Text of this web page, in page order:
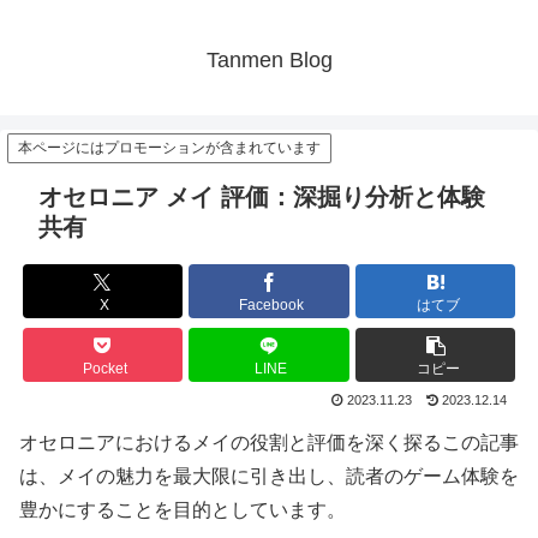
Tanmen Blog
本ページにはプロモーションが含まれています
オセロニア メイ 評価：深掘り分析と体験
共有
X Facebook はてブ
Pocket LINE コピー
2023.11.23 2023.12.14
オセロニアにおけるメイの役割と評価を深く探るこの記事
は、メイの魅力を最大限に引き出し、読者のゲーム体験を
豊かにすることを目的としています。